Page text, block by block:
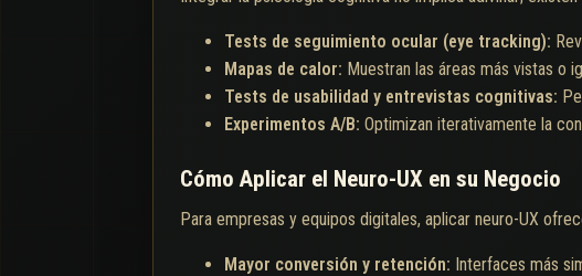
Tests de seguimiento ocular (eye tracking):
Mapas de calor: Muestran las áreas más vistas o
Tests de usabilidad y entrevistas cognitivas:
Experimentos A/B: Optimizan iterativamente la
Cómo Aplicar el Neuro-UX en su Negocio
Para empresas y equipos digitales, aplicar neuro-UX
Mayor conversión y retención: Interfaces más